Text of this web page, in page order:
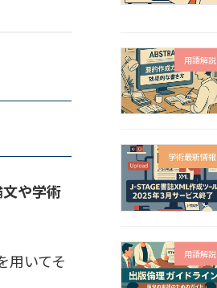
や学術
用いてそ
用語解説
学術最新情報
用語解説